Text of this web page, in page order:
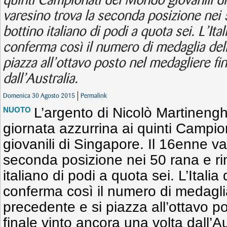
varesino trova la seconda posizione
bottino italiano di podi a quota sei.
conferma così il numero di medaglia
piazza all’ottavo posto nel medagliere
dall’Australia.
Domenica 30 Agosto 2015 Permalink
NUOTO L’argento di Nicolò
giornata azzurrina ai quinti
giovanili di Singapore. Il 16enne
seconda posizione nei 50 rana e
italiano di podi a quota sei. L’Italia
conferma così il numero di
precedente e si piazza all’ottavo
finale vinto ancora una volta